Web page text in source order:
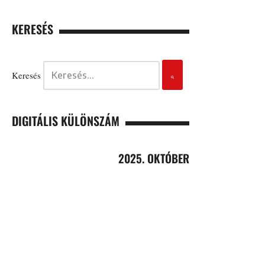
KERESÉS
Keresés
DIGITÁLIS KÜLÖNSZÁM
2025. OKTÓBER